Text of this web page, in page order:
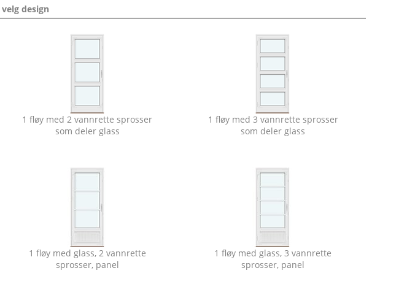
velg design
1 fløy med 2 vannrette sprosser
som deler glass
1 fløy med 3 vannrette sprosser
som deler glass
1 fløy med glass, 2 vannrette
sprosser, panel
1 fløy med glass, 3 vannrette
sprosser, panel